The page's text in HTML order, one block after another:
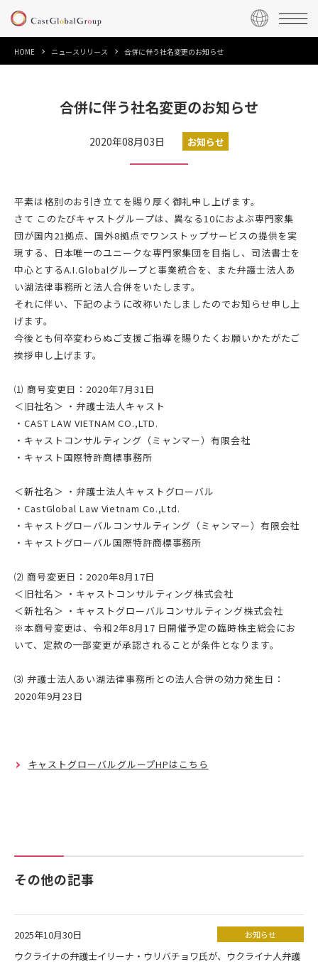
HOME ニュースリリース 合併に伴う社名変更のお知らせ
合併に伴う社名変更のお知らせ
2020年08月03日 お知らせ
平素は格別のお引き立てを賜り厚く御礼申し上げます。
さて このたびキャストグループは、異なる10におよぶ専門家集
団が国内21拠点、国外8拠点でワンストップサービスの提供を実
現する、日本唯一のユニークな専門家集団を目指し、司法書士を
中心とするA.I.Globalグループと事業統合を、また弁護士法人あ
い湖法律事務所と法人合併をいたします。
それに伴い、下記のように改称いたしましたのでお知らせ申し上
げます。
今後とも何卒変わらぬご支援ご指導を賜りたくお願いかたがたご
挨拶申し上げます。
⑴ 商号変更日：2020年7月31日
＜旧社名＞ ・弁護士法人キャスト
・CAST LAW VIETNAM CO.,LTD.
・キャストコンサルティング（ミャンマー）有限会社
・キャスト国際特許商標事務所
＜新社名＞ ・弁護士法人キャストグローバル
・CastGlobal Law Vietnam Co.,Ltd.
・キャストグローバルコンサルティング（ミャンマー）有限会社
・キャストグローバル国際特許商標事務所
⑵ 商号変更日：2020年8月17日
＜旧社名＞ ・キャストコンサルティング株式会社
＜新社名＞ ・キャストグローバルコンサルティング株式会社
※本商号変更は、令和2年8月17 日開催予定の臨時株主総会にお
いて、定款の一部変更が承認されることが条件となります。
⑶ 弁護士法人あい湖法律事務所との法人合併の効力発生日：
2020年9月23日
キャストグローバルグループHPはこちら
その他の記事
2025年10月30日 お知らせ
ウクライナの弁護士イリーナ・ウリバチョワ氏が、ウクライナ人弁護